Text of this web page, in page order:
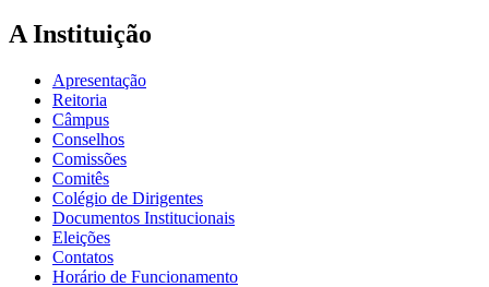
A Instituição
Apresentação
Reitoria
Câmpus
Conselhos
Comissões
Comitês
Colégio de Dirigentes
Documentos Institucionais
Eleições
Contatos
Horário de Funcionamento